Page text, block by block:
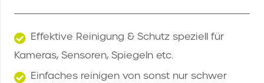
Effektive Reinigung & Schutz speziell für
Kameras, Sensoren, Spiegeln etc.
Einfaches reinigen von sonst nur schwer